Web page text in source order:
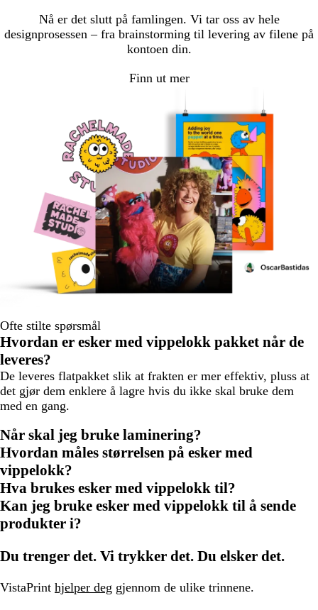
Nå er det slutt på famlingen. Vi tar oss av hele
designprosessen – fra brainstorming til levering av filene på
kontoen din.
Finn ut mer
Ofte stilte spørsmål
Hvordan er esker med vippelokk pakket når de
leveres?
De leveres flatpakket slik at frakten er mer effektiv, pluss at
det gjør dem enklere å lagre hvis du ikke skal bruke dem
med en gang.
Når skal jeg bruke laminering?
Hvordan måles størrelsen på esker med
vippelokk?
Hva brukes esker med vippelokk til?
Kan jeg bruke esker med vippelokk til å sende
produkter i?
Du trenger det. Vi trykker det. Du elsker det.
VistaPrint hjelper deg gjennom de ulike trinnene.